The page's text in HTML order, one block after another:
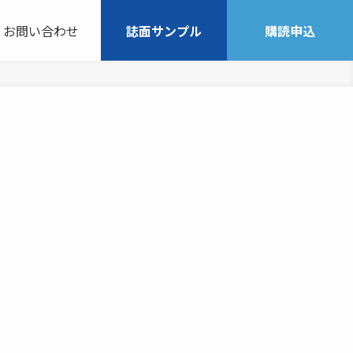
お問い合わせ 誌面サンプル 購読申込